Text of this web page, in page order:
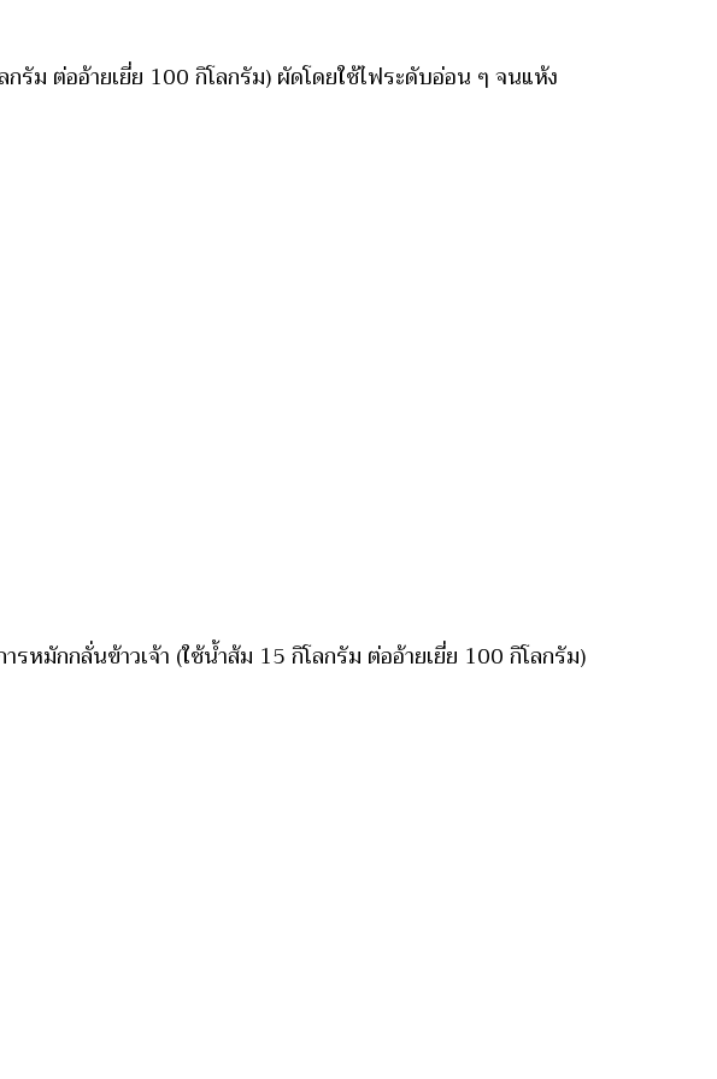
รัม ต่ออ้ายเยี่ย 100 กิโลกรัม) ผัดโดยใช้ไฟระดับอ่อน ๆ จนแห้ง
หมักกลั่นข้าวเจ้า (ใช้น้ำส้ม 15 กิโลกรัม ต่ออ้ายเยี่ย 100 กิโลกรัม)